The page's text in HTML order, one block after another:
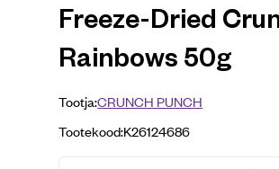
Freeze-Dried
Rainbows 50g
Tootja:CRUNCH PUNCH
Tootekood:K26124686